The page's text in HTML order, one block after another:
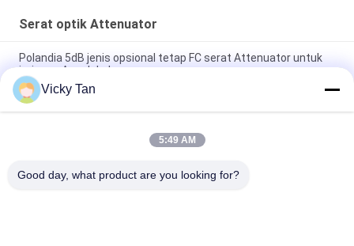
Serat optik Attenuator
Polandia 5dB jenis opsional tetap FC serat Attenuator untuk
jaringan Area lokal
SC Perempuan & Laki-laki Fiber Optic Attenuator, tinggi
Directivity Multimode Fiber Attenuator
Atenuasi Optik Tetap Telekomunikasi FC UPC Single Mode
Vicky Tan
5:49 AM
Good day, what product are you looking for?